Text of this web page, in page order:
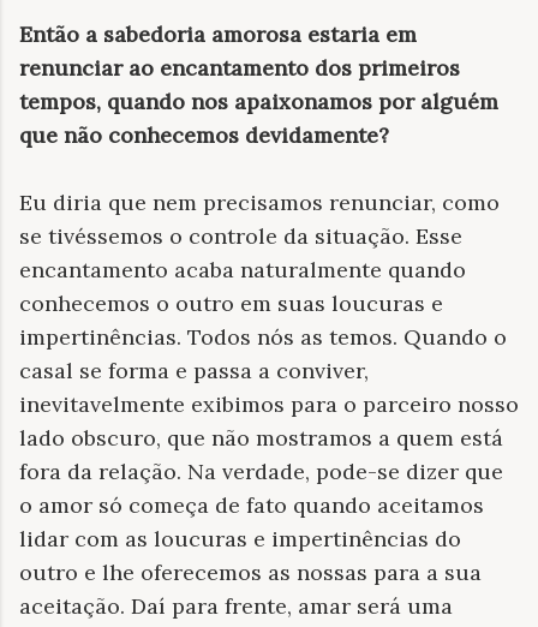
Então a sabedoria amorosa estaria em
renunciar ao encantamento dos primeiros
tempos, quando nos apaixonamos por alguém
que não conhecemos devidamente?
Eu diria que nem precisamos renunciar, como
se tivéssemos o controle da situação. Esse
encantamento acaba naturalmente quando
conhecemos o outro em suas loucuras e
impertinências. Todos nós as temos. Quando o
casal se forma e passa a conviver,
inevitavelmente exibimos para o parceiro nosso
lado obscuro, que não mostramos a quem está
fora da relação. Na verdade, pode-se dizer que
o amor só começa de fato quando aceitamos
lidar com as loucuras e impertinências do
outro e lhe oferecemos as nossas para a sua
aceitação. Daí para frente, amar será uma